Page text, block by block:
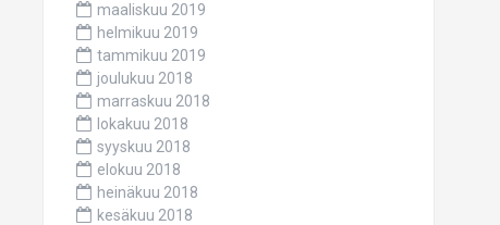
maaliskuu 2019
helmikuu 2019
tammikuu 2019
joulukuu 2018
marraskuu 2018
lokakuu 2018
syyskuu 2018
elokuu 2018
heinäkuu 2018
kesäkuu 2018